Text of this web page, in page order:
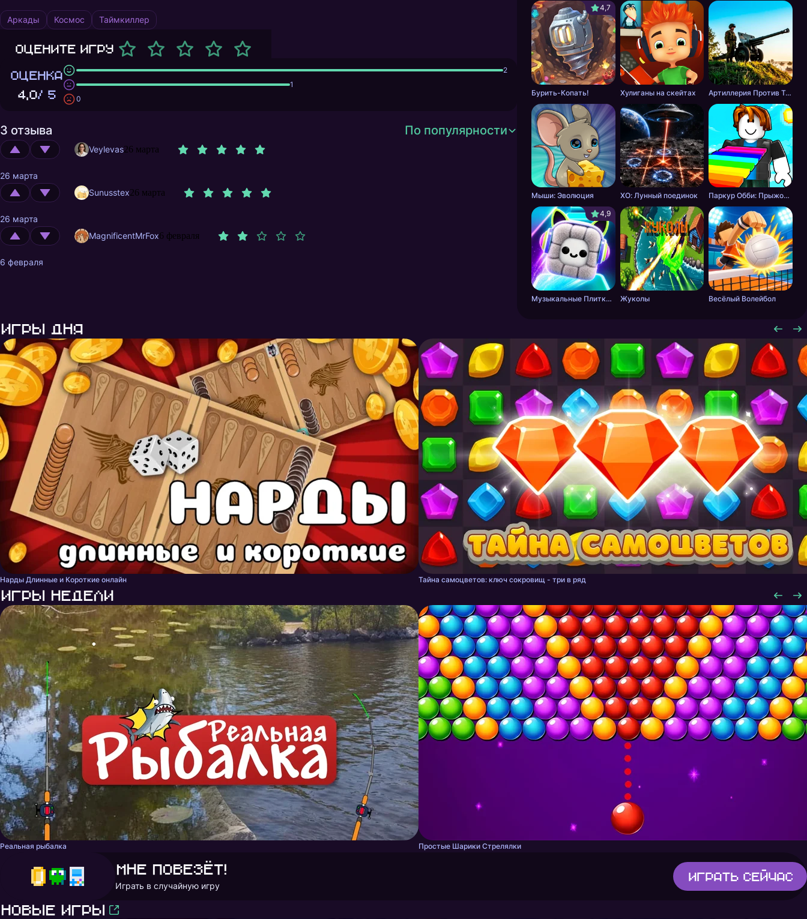
Аркады Космос Таймкиллер
Оцените игру
ОЦЕНКА
4,0/ 5
2
1
0
3 отзыва По популярности
Veylevas26 марта
26 марта
Sunusstex26 марта
26 марта
MagnificentMrFox6 февраля
6 февраля
4,7
Бурить-Копать! Хулиганы на скейтах Артиллерия Против Танков
Мыши: Эволюция ХО: Лунный поединок
Паркур Обби: Прыжок к Победе
4,9
Музыкальные Плитки: Ритм Пушистика Жуколы Весёлый Волейбол
Игры дня
Нарды Длинные и Короткие онлайн Тайна самоцветов: ключ сокровищ - три в ряд
Игры недели
Реальная рыбалка Простые Шарики Стрелялки
Мне повезёт!
Играть в случайную игру
Играть сейчас
Новые игры